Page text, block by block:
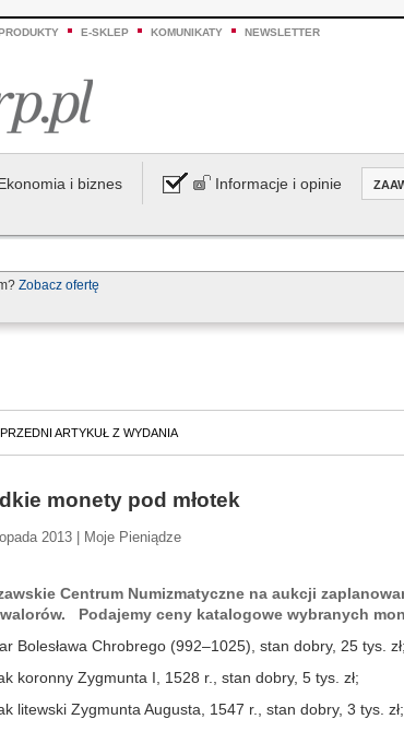
E-SKLEP KOMUNIKATY NEWSLETTER
i biznes Informacje i opinie
Zobacz ofertę
ARTYKUŁ Z WYDANIA
monety pod młotek
2013 | Moje Pieniądze
Centrum Numizmatyczne na aukcji
walorów. Podajemy ceny katalogowe wybranych
Bolesława Chrobrego (992–1025), stan dobry, 25 tys. zł;
koronny Zygmunta I, 1528 r., stan dobry, 5 tys. zł;
litewski Zygmunta Augusta, 1547 r., stan dobry, 3 tys. zł;